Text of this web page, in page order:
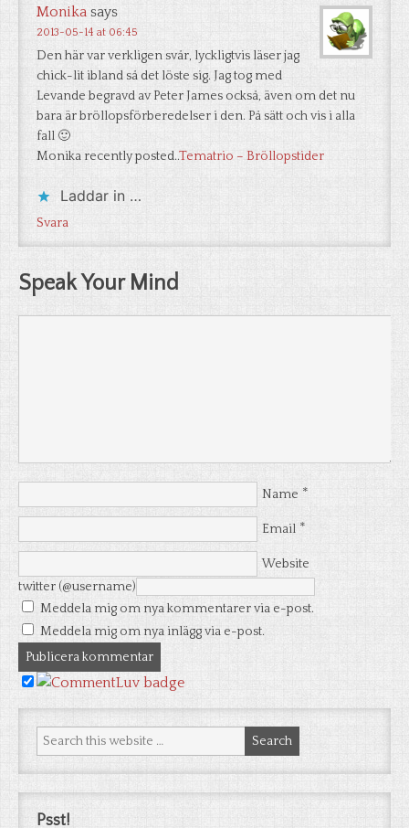
Monika says
2013-05-14 at 06:45
Den här var verkligen svår, lyckligtvis läser jag
chick-lit ibland så det löste sig. Jag tog med
Levande begravd av Peter James också, även om det nu
bara är bröllopsförberedelser i den. På sätt och vis i alla
fall 🙂
Monika recently posted..Tematrio – Bröllopstider
Laddar in …
Svara
Speak Your Mind
Name *
Email *
Website
twitter (@username)
Meddela mig om nya kommentarer via e-post.
Meddela mig om nya inlägg via e-post.
Psst!